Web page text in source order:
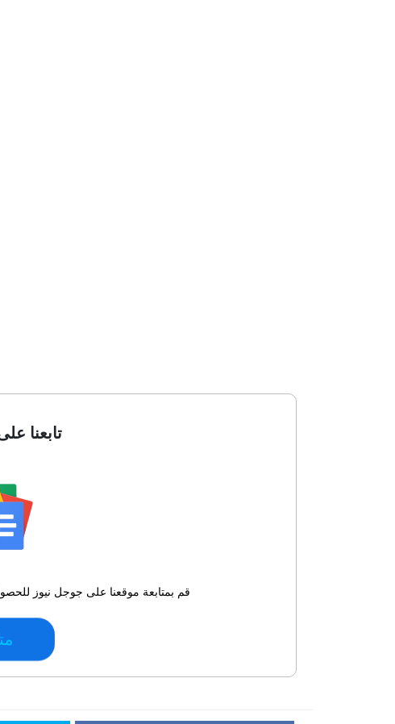
تابعنا
قم بمتابعة موقعنا على جوجل نيوز